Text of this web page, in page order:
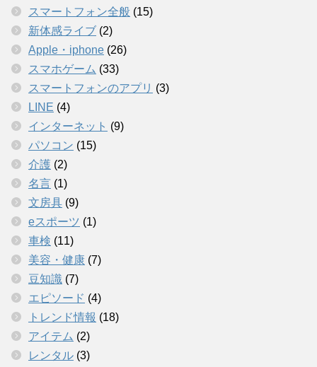
スマートフォン全般 (15)
新体感ライブ (2)
Apple・iphone (26)
スマホゲーム (33)
スマートフォンのアプリ (3)
LINE (4)
インターネット (9)
パソコン (15)
介護 (2)
名言 (1)
文房具 (9)
eスポーツ (1)
車検 (11)
美容・健康 (7)
豆知識 (7)
エピソード (4)
トレンド情報 (18)
アイテム (2)
レンタル (3)